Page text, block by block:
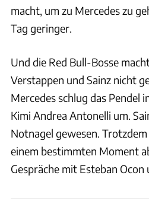
macht, um zu Mercedes zu
Tag geringer.
Und die Red Bull-Bosse
Verstappen und Sainz nicht
Mercedes schlug das Pendel
Kimi Andrea Antonelli um.
Notnagel gewesen.
einem bestimmten Moment
Gespräche mit Esteban